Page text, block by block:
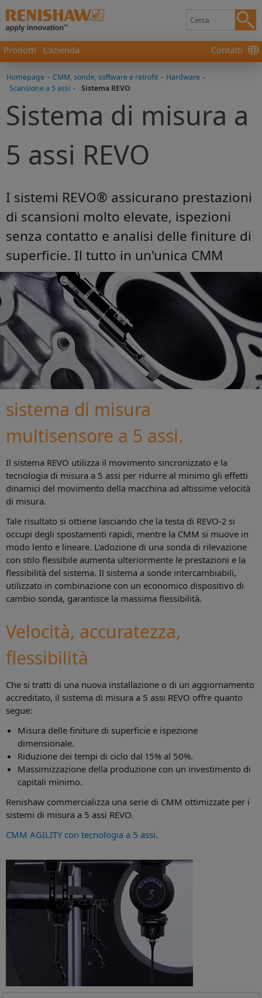
Prodotti L'azienda Contatti
Homepage - CMM, sonde, software e retrofit - Hardware -
Scansione a 5 assi - Sistema REVO
Sistema di misura a
5 assi REVO
I sistemi REVO® assicurano prestazioni
di scansioni molto elevate, ispezioni
senza contatto e analisi delle finiture di
superficie. Il tutto in un'unica CMM
sistema di misura
multisensore a 5 assi.
Il sistema REVO utilizza il movimento sincronizzato e la
tecnologia di misura a 5 assi per ridurre al minimo gli effetti
dinamici del movimento della macchina ad altissime velocità
di misura.
Tale risultato si ottiene lasciando che la testa di REVO-2 si
occupi degli spostamenti rapidi, mentre la CMM si muove in
modo lento e lineare. L'adozione di una sonda di rilevazione
con stilo flessibile aumenta ulteriormente le prestazioni e la
flessibilità del sistema. Il sistema a sonde intercambiabili,
utilizzato in combinazione con un economico dispositivo di
cambio sonda, garantisce la massima flessibilità.
Velocità, accuratezza,
flessibilità
Che si tratti di una nuova installazione o di un aggiornamento
accreditato, il sistema di misura a 5 assi REVO offre quanto
segue:
Misura delle finiture di superficie e ispezione
dimensionale.
Riduzione dei tempi di ciclo dal 15% al 50%.
Massimizzazione della produzione con un investimento di
capitali minimo.
Renishaw commercializza una serie di CMM ottimizzate per i
sistemi di misura a 5 assi REVO.
CMM AGILITY con tecnologia a 5 assi.